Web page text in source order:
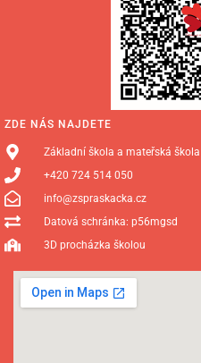
ZDE NÁS NAJDETE
Základní škola a mateřská
+420 724 514 050
info@zspraskacka.cz
Datová schránka: p56mgsd
3D procházka školou